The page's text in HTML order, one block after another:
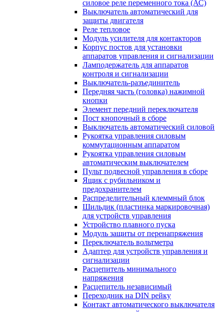
силовое реле переменного тока (АС)
Выключатель автоматический для
защиты двигателя
Реле тепловое
Модуль усилителя для контакторов
Корпус постов для установки
аппаратов управления и сигнализации
Ламподержатель для аппаратов
контроля и сигнализации
Выключатель-разъединитель
Передняя часть (головка) нажимной
кнопки
Элемент передний переключателя
Пост кнопочный в сборе
Выключатель автоматический силовой
Рукоятка управления силовым
коммутационным аппаратом
Рукоятка управления силовым
автоматическим выключателем
Пульт подвесной управления в сборе
Ящик с рубильником и
предохранителем
Распределительный клеммный блок
Шильдик (пластинка маркировочная)
для устройств управления
Устройство плавного пуска
Модуль защиты от перенапряжения
Переключатель вольтметра
Адаптер для устройств управления и
сигнализации
Расцепитель минимального
напряжения
Расцепитель независимый
Переходник на DIN рейку
Контакт автоматического выключателя